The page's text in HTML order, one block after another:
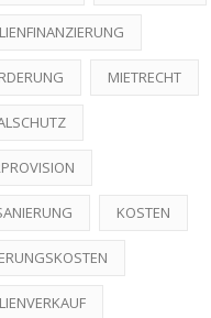
MIETRECHT
KOSTEN